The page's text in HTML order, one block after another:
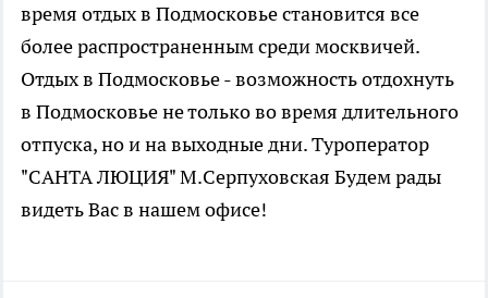
время отдых в Подмосковье становится все
более распространенным среди москвичей.
Отдых в Подмосковье - возможность отдохнуть
в Подмосковье не только во время длительного
отпуска, но и на выходные дни. Туроператор
"САНТА ЛЮЦИЯ" М.Серпуховская Будем рады
видеть Вас в нашем офисе!